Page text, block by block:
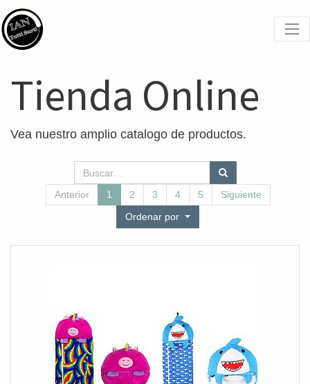
Tienda Online
Vea nuestro amplio catalogo de productos.
Anterior 1 2 3 4 5
Siguiente
Ordenar por